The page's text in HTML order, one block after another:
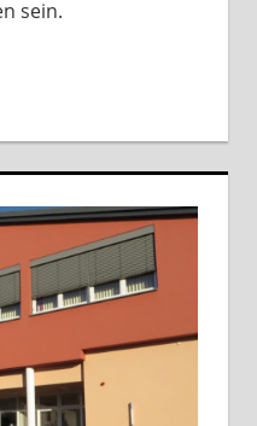
sein.